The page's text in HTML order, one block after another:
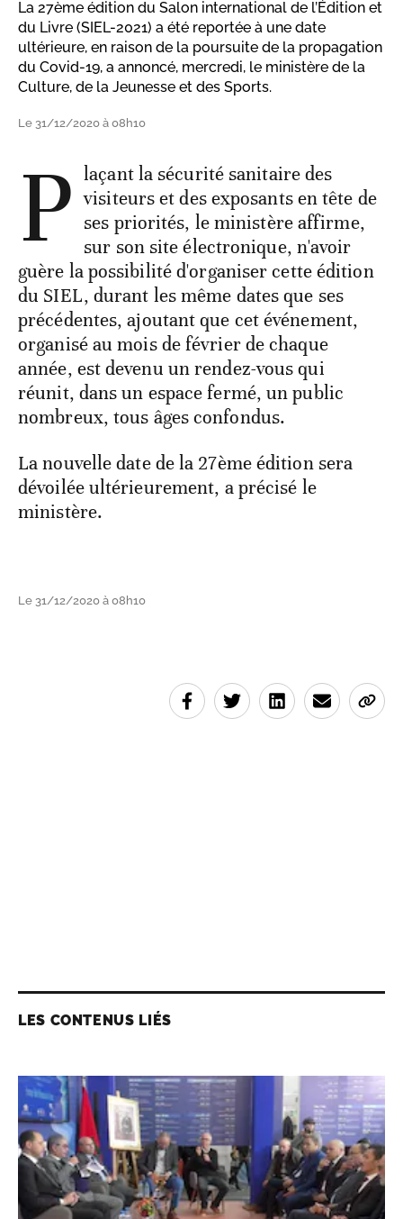
La 27ème édition du Salon international de l’Édition et
du Livre (SIEL-2021) a été reportée à une date
ultérieure, en raison de la poursuite de la propagation
du Covid-19, a annoncé, mercredi, le ministère de la
Culture, de la Jeunesse et des Sports.
Le 31/12/2020 à 08h10
P laçant la sécurité sanitaire des
visiteurs et des exposants en tête de
ses priorités, le ministère affirme,
sur son site électronique, n'avoir
guère la possibilité d'organiser cette édition
du SIEL, durant les même dates que ses
précédentes, ajoutant que cet événement,
organisé au mois de février de chaque
année, est devenu un rendez-vous qui
réunit, dans un espace fermé, un public
nombreux, tous âges confondus.
La nouvelle date de la 27ème édition sera
dévoilée ultérieurement, a précisé le
ministère.
Le 31/12/2020 à 08h10
LES CONTENUS LIÉS